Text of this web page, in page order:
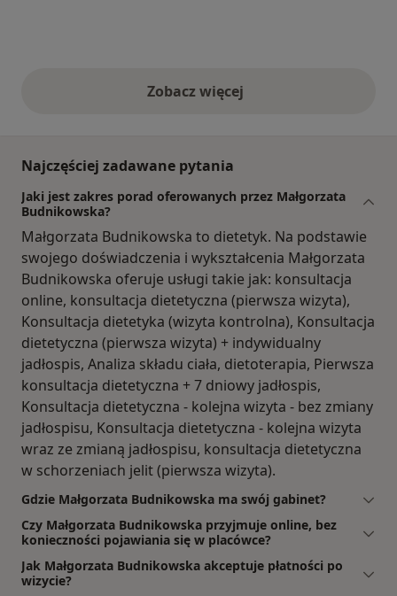
Zobacz więcejopinie powyżej
Najczęściej zadawane pytania
Jaki jest zakres porad oferowanych przez Małgorzata
Budnikowska?
Małgorzata Budnikowska to dietetyk. Na podstawie
swojego doświadczenia i wykształcenia Małgorzata
Budnikowska oferuje usługi takie jak: konsultacja
online, konsultacja dietetyczna (pierwsza wizyta),
Konsultacja dietetyka (wizyta kontrolna), Konsultacja
dietetyczna (pierwsza wizyta) + indywidualny
jadłospis, Analiza składu ciała, dietoterapia, Pierwsza
konsultacja dietetyczna + 7 dniowy jadłospis,
Konsultacja dietetyczna - kolejna wizyta - bez zmiany
jadłospisu, Konsultacja dietetyczna - kolejna wizyta
wraz ze zmianą jadłospisu, konsultacja dietetyczna
w schorzeniach jelit (pierwsza wizyta).
Gdzie Małgorzata Budnikowska ma swój gabinet?
Czy Małgorzata Budnikowska przyjmuje online, bez
konieczności pojawiania się w placówce?
Jak Małgorzata Budnikowska akceptuje płatności po
wizycie?